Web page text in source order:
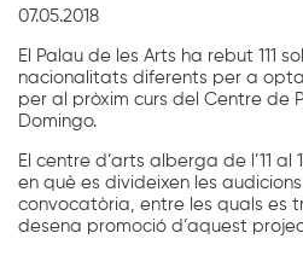
07.05.2018
El Palau de les Arts ha rebut 111
nacionalitats diferents per a
per al pròxim curs del Centre de
Domingo.
El centre d’arts alberga de l’11
en què es divideixen les
convocatòria, entre les quals es
desena promoció d’aquest